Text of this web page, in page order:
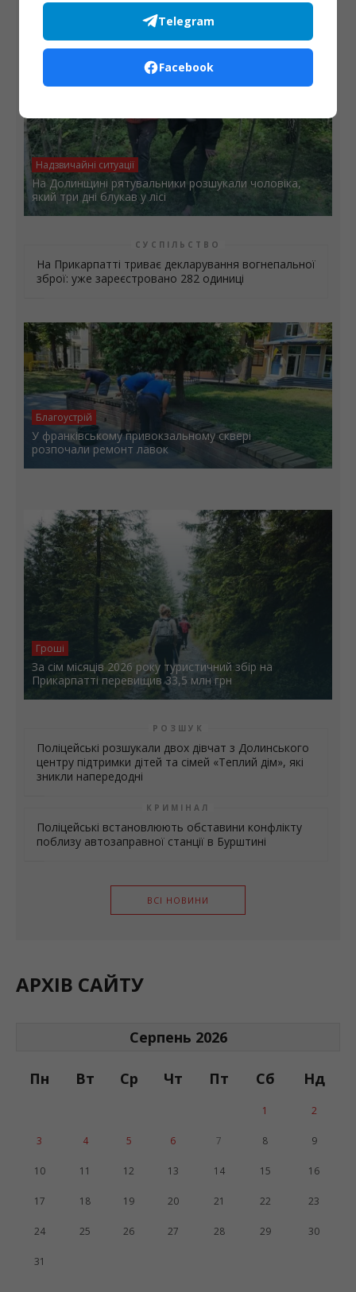
Надзвичайні ситуації
На Долинщині рятувальники розшукали чоловіка,
який три дні блукав у лісі
СУСПІЛЬСТВО
На Прикарпатті триває декларування вогнепальної
зброї: уже зареєстровано 282 одиниці
Благоустрій
У франківському привокзальному сквері
розпочали ремонт лавок
Гроші
За сім місяців 2026 року туристичний збір на
Прикарпатті перевищив 33,5 млн грн
РОЗШУК
Поліцейські розшукали двох дівчат з Долинського
центру підтримки дітей та сімей «Теплий дім», які
зникли напередодні
КРИМІНАЛ
Поліцейські встановлюють обставини конфлікту
поблизу автозаправної станції в Бурштині
ВСІ НОВИНИ
АРХІВ САЙТУ
Серпень 2026
Пн Вт Ср Чт Пт Сб Нд
1 2
3 4 5 6 7 8 9
10 11 12 13 14 15 16
17 18 19 20 21 22 23
24 25 26 27 28 29 30
31
Telegram
Facebook